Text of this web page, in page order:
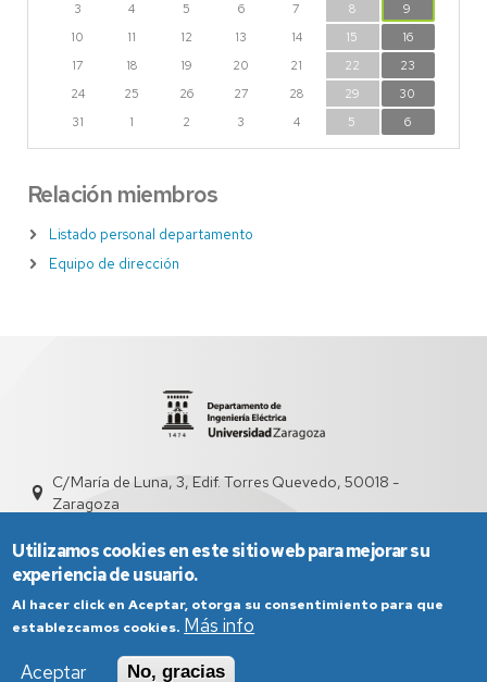
3
4 5 6 7 8
9
10
11 12 13 14 15
16
17
18 19 20 21 22
23
24
25 26 27 28 29
30
31
1 2 3 4 5 6
Relación miembros
Listado personal departamento
Equipo de dirección
C/María de Luna, 3, Edif. Torres Quevedo, 50018 -
Zaragoza
Aviso Legal Condiciones generales de uso
Utilizamos cookies en este sitio web para mejorar su
experiencia de usuario.
Al hacer click en Aceptar, otorga su consentimiento para que
establezcamos cookies. Más info
Aceptar
No, gracias